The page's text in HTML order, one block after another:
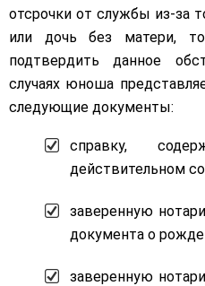
отсрочки от службы из-за
или дочь без матери,
подтвердить данное
случаях юноша
следующие документы:
справку,
действительном
заверенную
документа о
заверенную